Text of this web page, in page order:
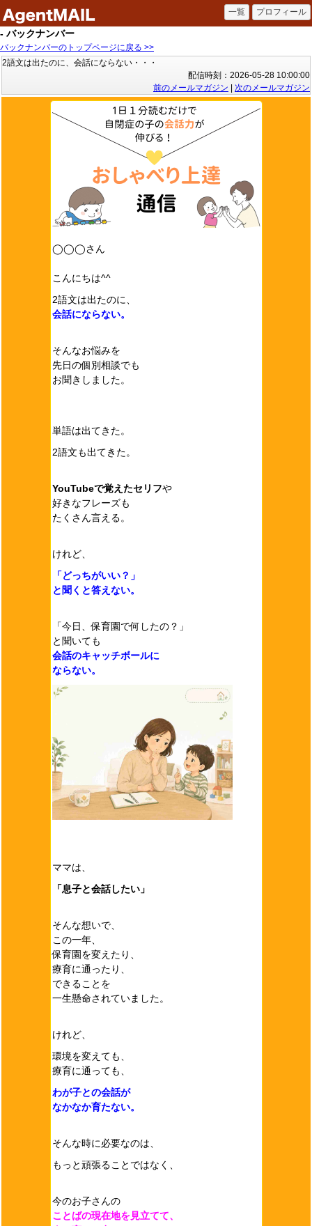
- バックナンバー
バックナンバーのトップページに戻る >>
2語文は出たのに、会話にならない・・・
配信時刻：2026-05-28 10:00:00
前のメールマガジン
次のメールマガジン
◯◯◯さん
こんにちは^^
2語文は出たのに、
会話にならない。
そんなお悩みを
先日の個別相談でも
お聞きしました。
単語は出てきた。
2語文も出てきた。
YouTubeで覚えたセリフや
好きなフレーズも
たくさん言える。
けれど、
「どっちがいい？」
と聞くと答えない。
「今日、保育園で何したの？」
と聞いても
会話のキャッチボールに
ならない。
ママは、
「息子と会話したい」
そんな想いで、
この一年、
保育園を変えたり、
療育に通ったり、
できることを
一生懸命されていました。
けれど、
環境を変えても、
療育に通っても、
わが子との会話が
なかなか育たない。
そんな時に必要なのは、
もっと頑張ることではなく、
今のお子さんの
ことばの現在地を見立てて、